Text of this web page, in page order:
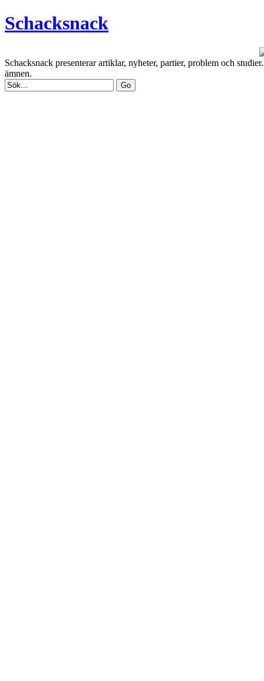
Schacksnack
Schacksnack presenterar artiklar, nyheter, partier, problem och
ämnen.